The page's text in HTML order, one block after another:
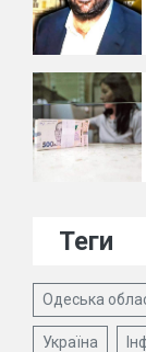
Теги
Одеська
Україна